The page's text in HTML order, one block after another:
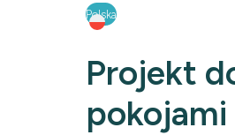
Polska
Projekt
pokojami